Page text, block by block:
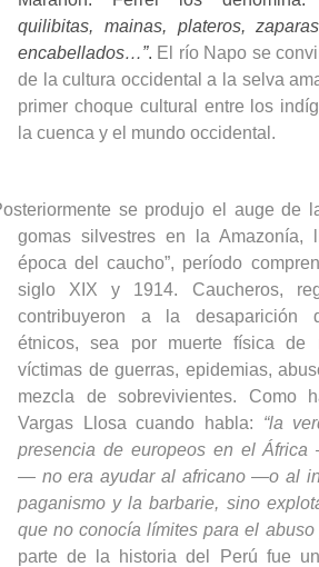
quilibitas, mainas, plateros,
encabellados…”. El río Napo se
de la cultura occidental a la selva
primer choque cultural entre los
la cuenca y el mundo occidental.
se produjo el auge de
gomas silvestres en la Amazonía,
época del caucho”, período
siglo XIX y 1914. Caucheros,
contribuyeron a la desaparición
étnicos, sea por muerte física de
víctimas de guerras, epidemias,
mezcla de sobrevivientes. Como
Vargas Llosa cuando habla: “la
presencia de europeos en el África
— no era ayudar al africano —o al
paganismo y la barbarie, sino
que no conocía límites para el abuso
parte de la historia del Perú fue